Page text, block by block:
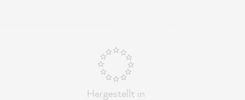
Hergestellt in